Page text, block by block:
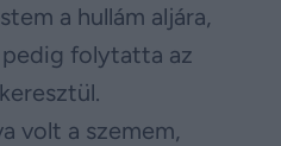
a hullám aljára,
pedig folytatta az
volt a szemem,